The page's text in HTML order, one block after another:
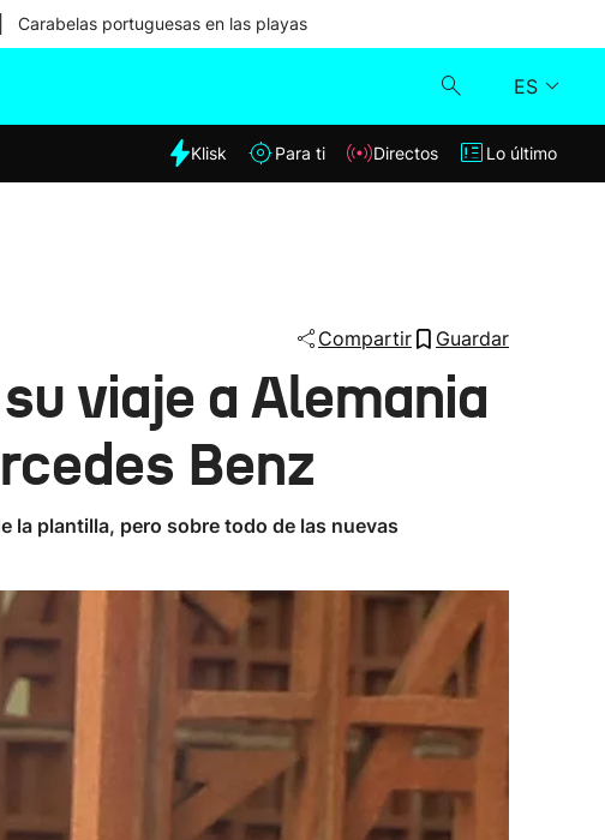
Carabelas portuguesas en las playas
ES
Klisk
Lo último
Klisk Para ti Directos Lo último
Compartir Guardar
viaje a Alemania
Benz
la plantilla, pero sobre todo de las nuevas